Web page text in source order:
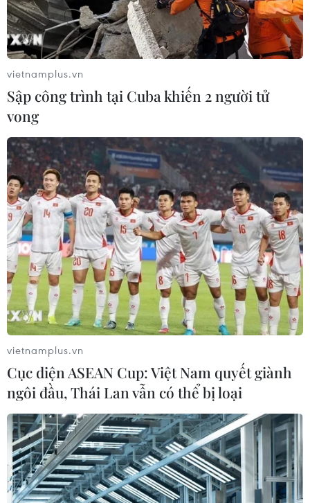
vietnamplus.vn
Sập công trình tại Cuba khiến 2 người tử
vong
vietnamplus.vn
Cục diện ASEAN Cup: Việt Nam quyết giành
ngôi đầu, Thái Lan vẫn có thể bị loại